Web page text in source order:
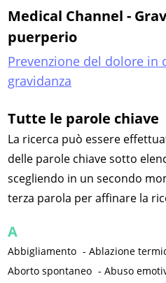
Medical Channel -
puerperio
Prevenzione del dolore in
gravidanza
Tutte le parole chiave
La ricerca può essere
delle parole chiave sotto
scegliendo in un secondo
terza parola per affinare la
A
Abbigliamento -Ablazione
Aborto spontaneo -Abuso